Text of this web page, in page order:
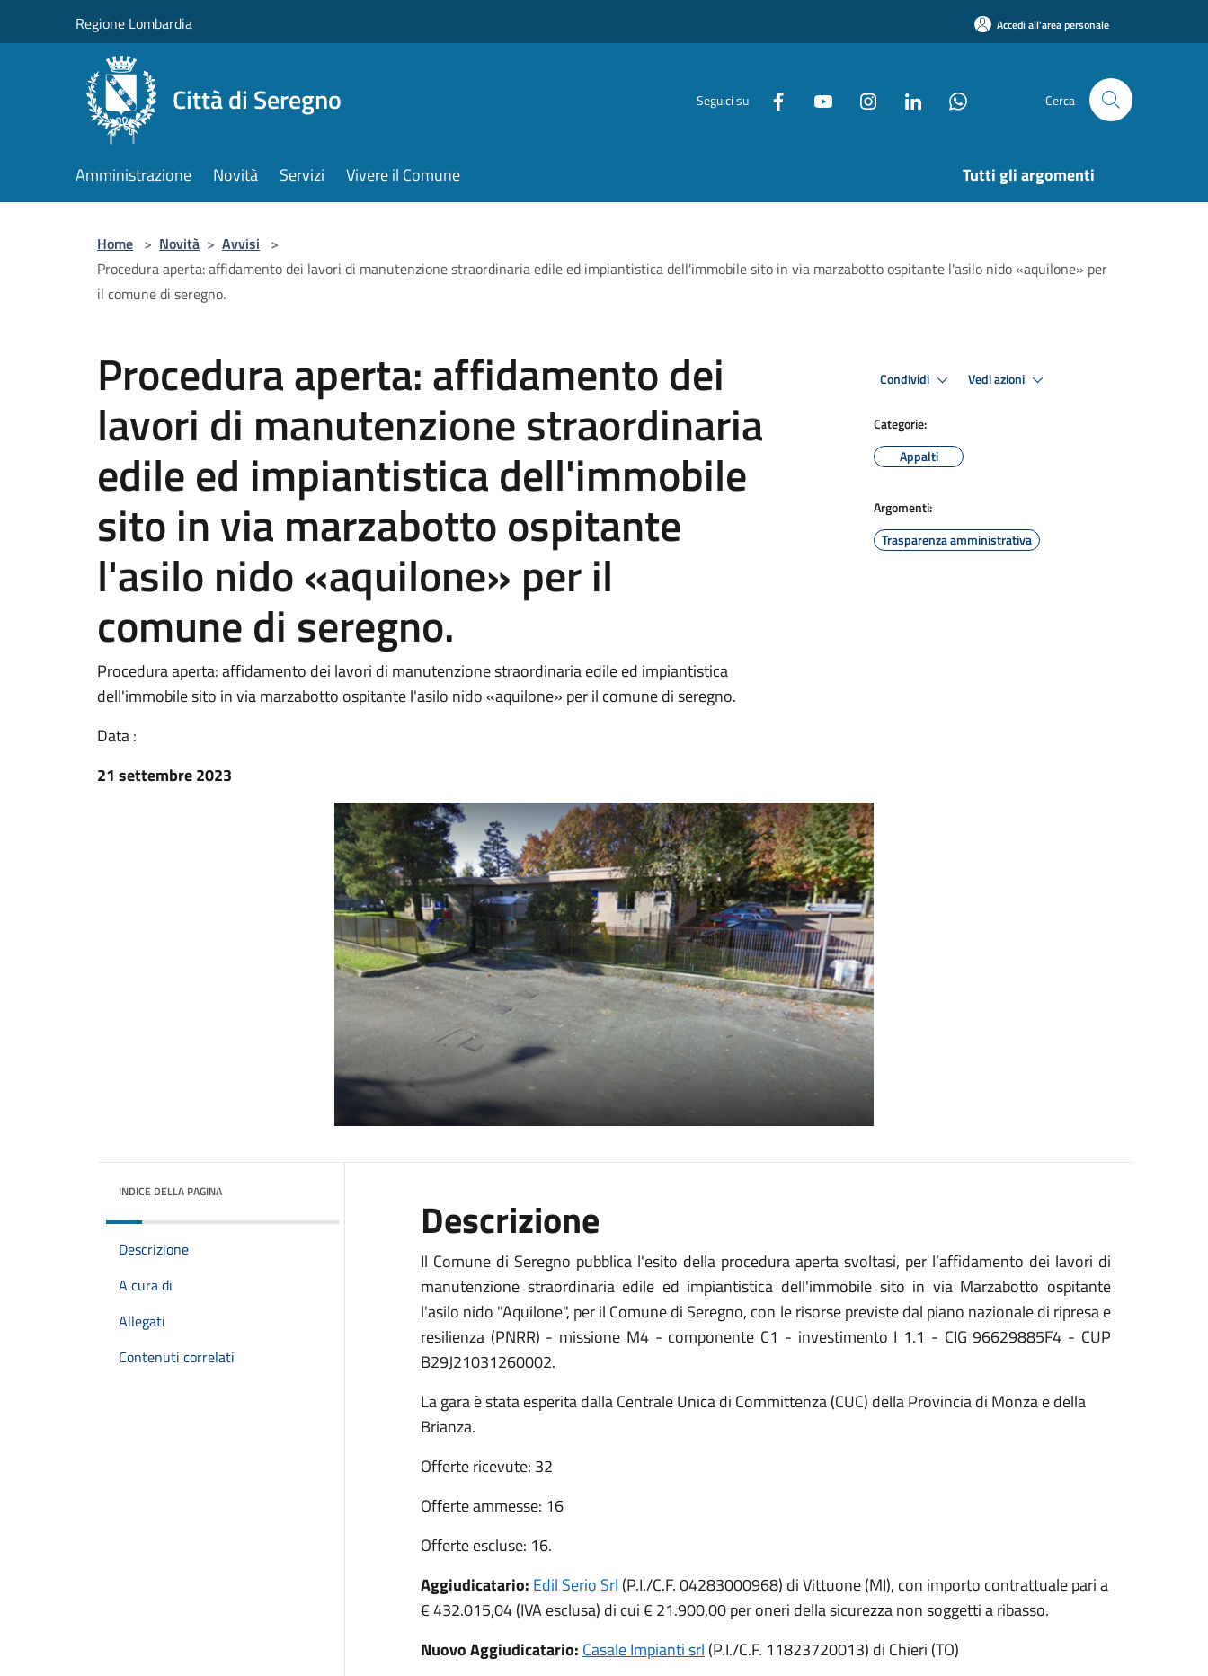
Regione Lombardia Accedi all'area personale
Città di Seregno Seguici su Cerca
Amministrazione Novità Servizi Vivere il Comune Tutti gli argomenti
Home > Novità > Avvisi >
Procedura aperta: affidamento dei lavori di manutenzione straordinaria edile ed impiantistica dell'immobile sito in via marzabotto ospitante l'asilo nido «aquilone» per
il comune di seregno.
Procedura aperta: affidamento dei
lavori di manutenzione straordinaria
edile ed impiantistica dell'immobile
sito in via marzabotto ospitante
l'asilo nido «aquilone» per il
comune di seregno.
Procedura aperta: affidamento dei lavori di manutenzione straordinaria edile ed impiantistica
dell'immobile sito in via marzabotto ospitante l'asilo nido «aquilone» per il comune di seregno.
Data :
21 settembre 2023
Condividi Vedi azioni
Categorie:
Appalti
Argomenti:
Trasparenza amministrativa
INDICE DELLA PAGINA
Descrizione
A cura di
Allegati
Contenuti correlati
Descrizione
Il Comune di Seregno pubblica l'esito della procedura aperta svoltasi, per l’affidamento dei lavori di
manutenzione straordinaria edile ed impiantistica dell'immobile sito in via Marzabotto ospitante
l'asilo nido "Aquilone", per il Comune di Seregno, con le risorse previste dal piano nazionale di ripresa e
resilienza (PNRR) - missione M4 - componente C1 - investimento I 1.1 - CIG 96629885F4 - CUP
B29J21031260002.
La gara è stata esperita dalla Centrale Unica di Committenza (CUC) della Provincia di Monza e della
Brianza.
Offerte ricevute: 32
Offerte ammesse: 16
Offerte escluse: 16.
Aggiudicatario: Edil Serio Srl (P.I./C.F. 04283000968) di Vittuone (MI), con importo contrattuale pari a
€ 432.015,04 (IVA esclusa) di cui € 21.900,00 per oneri della sicurezza non soggetti a ribasso.
Nuovo Aggiudicatario: Casale Impianti srl (P.I./C.F. 11823720013) di Chieri (TO)